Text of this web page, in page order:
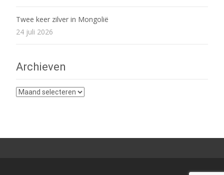
Twee keer zilver in Mongolië
24 juli 2026
Archieven
Archieven